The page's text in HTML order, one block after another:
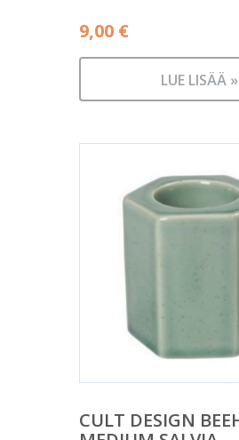
9,00 €
LUE LISÄÄ »
CULT DESIGN